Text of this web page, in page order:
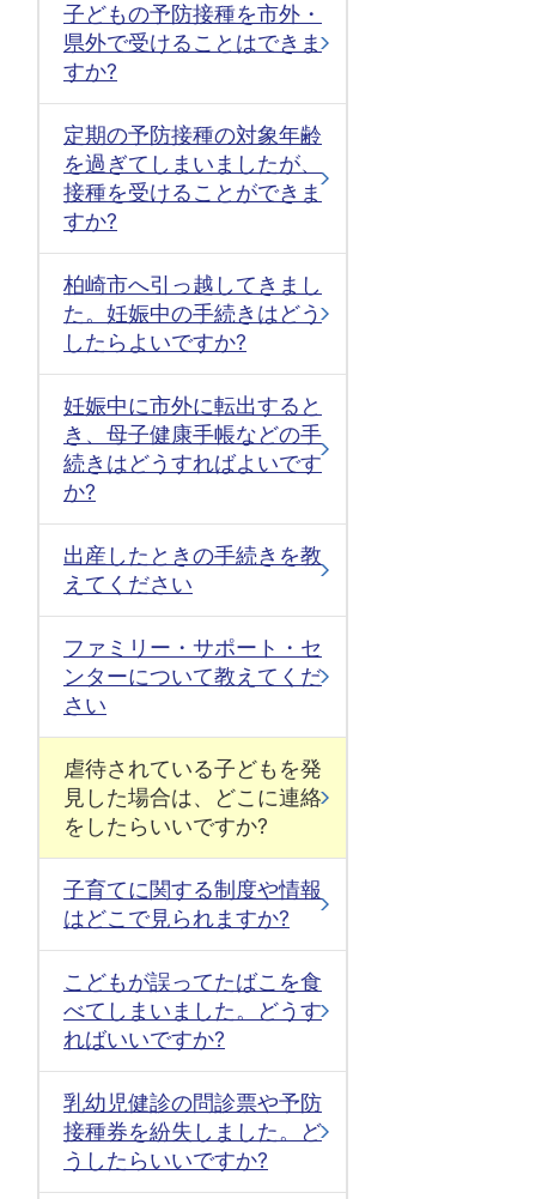
子どもの予防接種を市外・
県外で受けることはできま
すか?
定期の予防接種の対象年齢
を過ぎてしまいましたが、
接種を受けることができま
すか?
柏崎市へ引っ越してきまし
た。妊娠中の手続きはどう
したらよいですか?
妊娠中に市外に転出すると
き、母子健康手帳などの手
続きはどうすればよいです
か?
出産したときの手続きを教
えてください
ファミリー・サポート・セ
ンターについて教えてくだ
さい
虐待されている子どもを発
見した場合は、どこに連絡
をしたらいいですか?
子育てに関する制度や情報
はどこで見られますか?
こどもが誤ってたばこを食
べてしまいました。どうす
ればいいですか?
乳幼児健診の問診票や予防
接種券を紛失しました。ど
うしたらいいですか?